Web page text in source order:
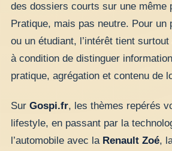
des dossiers courts sur une même
Pratique, mais pas neutre. Pour un
ou un étudiant, l’intérêt tient
à condition de distinguer
pratique, agrégation et contenu de
Sur Gospi.fr, les thèmes repérés
lifestyle, en passant par la
l’automobile avec la Renault Zoé,